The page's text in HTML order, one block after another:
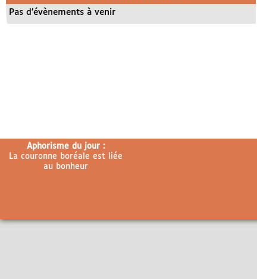
Pas d’évènements à venir
Aphorisme du jour :
La couronne boréale est liée
au bonheur